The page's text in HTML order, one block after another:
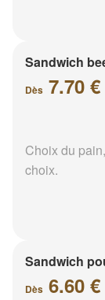
Sandwich
Dès 7.70 €
Choix du
choix.
Sandwich
Dès 6.60 €